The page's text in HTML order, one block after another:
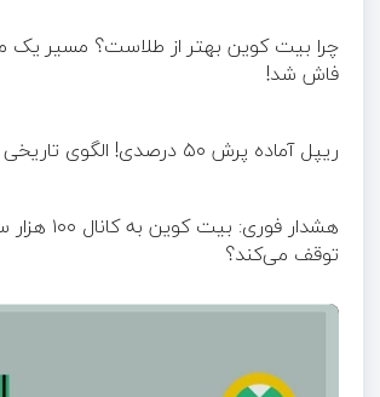
چرا بیت کوین بهتر از طلاست؟ مسیر یک
فاش شد!
ریپل آماده پرش ۵۰ درصدی! الگوی تاریخی تکرار می‌شود؟
هشدار فوری:
توقف می‌کند؟